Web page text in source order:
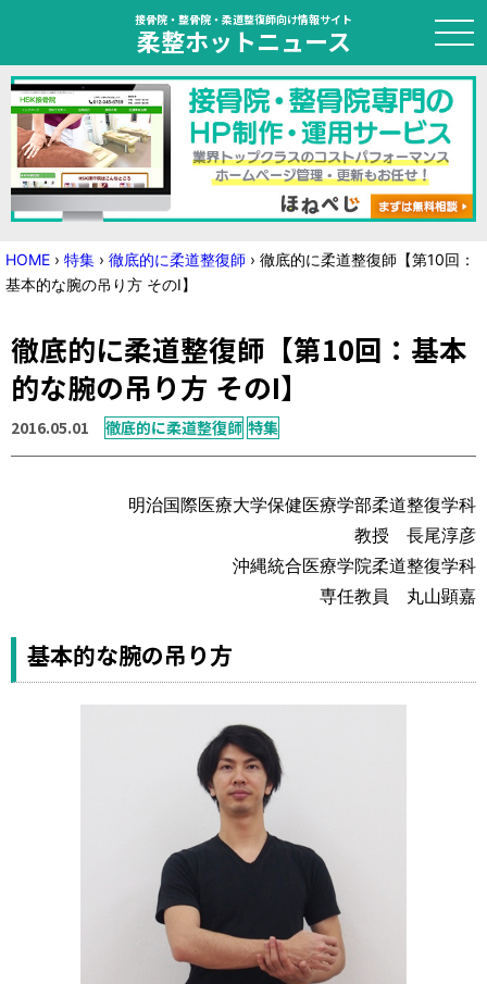
接骨院・整骨院・柔道整復師向け情報サイト
柔整ホットニュース
HOME
トピック
ニュース
国家試験対策
学会・セミナー情報
お問い合わせ
HOME › 特集 › 徹底的に柔道整復師 › 徹底的に柔道整復師【第10回：
基本的な腕の吊り方 そのI】
徹底的に柔道整復師【第10回：基本
的な腕の吊り方 そのI】
2016.05.01 徹底的に柔道整復師 特集
明治国際医療大学保健医療学部柔道整復学科
教授 長尾淳彦
沖縄統合医療学院柔道整復学科
専任教員 丸山顕嘉
基本的な腕の吊り方